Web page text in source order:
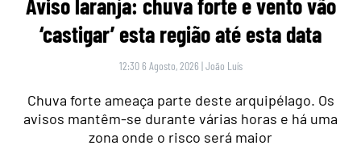
‘castigar’ esta região até esta data
12:30 6 Agosto, 2026 |João Luís
Chuva forte ameaça parte deste arquipélago. Os
avisos mantêm-se durante várias horas e há uma
zona onde o risco será maior